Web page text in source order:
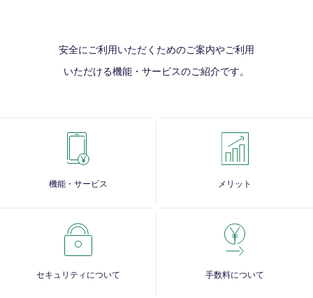
安全にご利用いただくためのご案内やご利用
いただける機能・サービスのご紹介です。
機能・サービス メリット
セキュリティについて 手数料について